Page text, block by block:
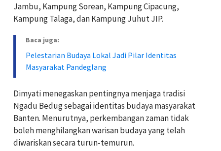
Jambu, Kampung Sorean, Kampung Cipacung,
Kampung Talaga, dan Kampung Juhut JIP.
Baca juga:
Pelestarian Budaya Lokal Jadi Pilar Identitas
Masyarakat Pandeglang
Dimyati menegaskan pentingnya menjaga tradisi
Ngadu Bedug sebagai identitas budaya masyarakat
Banten. Menurutnya, perkembangan zaman tidak
boleh menghilangkan warisan budaya yang telah
diwariskan secara turun-temurun.